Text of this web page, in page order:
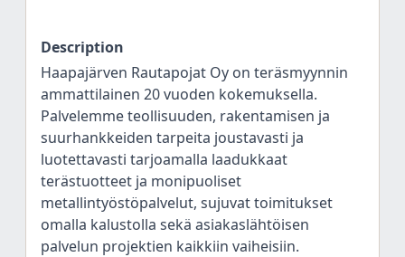
Description
Haapajärven Rautapojat Oy on teräsmyynnin
ammattilainen 20 vuoden kokemuksella.
Palvelemme teollisuuden, rakentamisen ja
suurhankkeiden tarpeita joustavasti ja
luotettavasti tarjoamalla laadukkaat
terästuotteet ja monipuoliset
metallintyöstöpalvelut, sujuvat toimitukset
omalla kalustolla sekä asiakaslähtöisen
palvelun projektien kaikkiin vaiheisiin.